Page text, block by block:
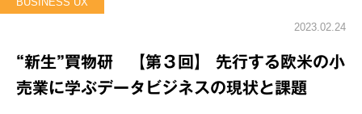
2023.02.24
“新生”買物研 【第３回】 先行する欧米の小
売業に学ぶデータビジネスの現状と課題